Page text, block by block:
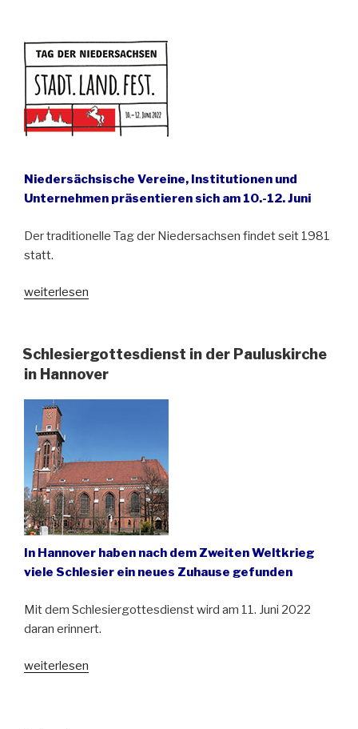
Niedersächsische Vereine, Institutionen und
Unternehmen präsentieren sich am 10.-12. Juni
Der traditionelle Tag der Niedersachsen findet seit 1981
statt.
„Landsmannschaft
Tag
der
Hannover“
weiterlesen
Schlesiergottesdienst in der Pauluskirche
in Hannover
In Hannover haben nach dem Zweiten Weltkrieg
viele Schlesier ein neues Zuhause gefunden
Mit dem Schlesiergottesdienst wird am 11. Juni 2022
daran erinnert.
„Schlesiergottesdienst
weiterlesen